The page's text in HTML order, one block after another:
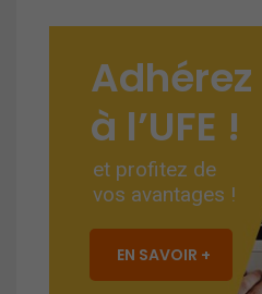
Adhérez
à l’UFE !
et profitez de
vos avantages !
EN SAVOIR +